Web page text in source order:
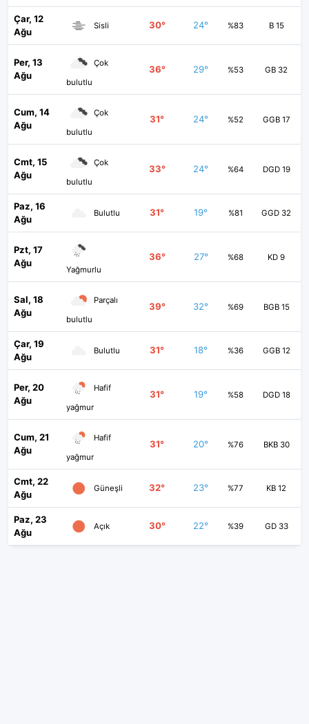
Çar, 12
Ağu
Sisli 30° 24° %83 B 15
Per, 13
Ağu
Çok
bulutlu
36° 29° %53 GB 32
Cum, 14
Ağu
Çok
bulutlu
31° 24° %52 GGB 17
Cmt, 15
Ağu
Çok
bulutlu
33° 24° %64 DGD 19
Paz, 16
Ağu
Bulutlu 31° 19° %81 GGD 32
Pzt, 17
Ağu
Yağmurlu
36° 27° %68 KD 9
Sal, 18
Ağu
Parçalı
bulutlu
39° 32° %69 BGB 15
Çar, 19
Ağu
Bulutlu 31° 18° %36 GGB 12
Per, 20
Ağu
Hafif
yağmur
31° 19° %58 DGD 18
Cum, 21
Ağu
Hafif
yağmur
31° 20° %76 BKB 30
Cmt, 22
Ağu
Güneşli 32° 23° %77 KB 12
Paz, 23
Ağu
Açık 30° 22° %39 GD 33